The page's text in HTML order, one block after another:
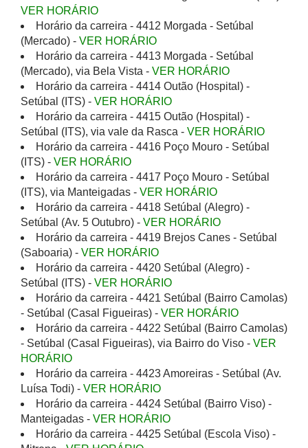
VER HORÁRIO
Horário da carreira - 4412 Morgada - Setúbal
(Mercado) - VER HORÁRIO
Horário da carreira - 4413 Morgada - Setúbal
(Mercado), via Bela Vista - VER HORÁRIO
Horário da carreira - 4414 Outão (Hospital) -
Setúbal (ITS) - VER HORÁRIO
Horário da carreira - 4415 Outão (Hospital) -
Setúbal (ITS), via vale da Rasca - VER HORÁRIO
Horário da carreira - 4416 Poço Mouro - Setúbal
(ITS) - VER HORÁRIO
Horário da carreira - 4417 Poço Mouro - Setúbal
(ITS), via Manteigadas - VER HORÁRIO
Horário da carreira - 4418 Setúbal (Alegro) -
Setúbal (Av. 5 Outubro) - VER HORÁRIO
Horário da carreira - 4419 Brejos Canes - Setúbal
(Saboaria) - VER HORÁRIO
Horário da carreira - 4420 Setúbal (Alegro) -
Setúbal (ITS) - VER HORÁRIO
Horário da carreira - 4421 Setúbal (Bairro Camolas)
- Setúbal (Casal Figueiras) - VER HORÁRIO
Horário da carreira - 4422 Setúbal (Bairro Camolas)
- Setúbal (Casal Figueiras), via Bairro do Viso - VER
HORÁRIO
Horário da carreira - 4423 Amoreiras - Setúbal (Av.
Luísa Todi) - VER HORÁRIO
Horário da carreira - 4424 Setúbal (Bairro Viso) -
Manteigadas - VER HORÁRIO
Horário da carreira - 4425 Setúbal (Escola Viso) -